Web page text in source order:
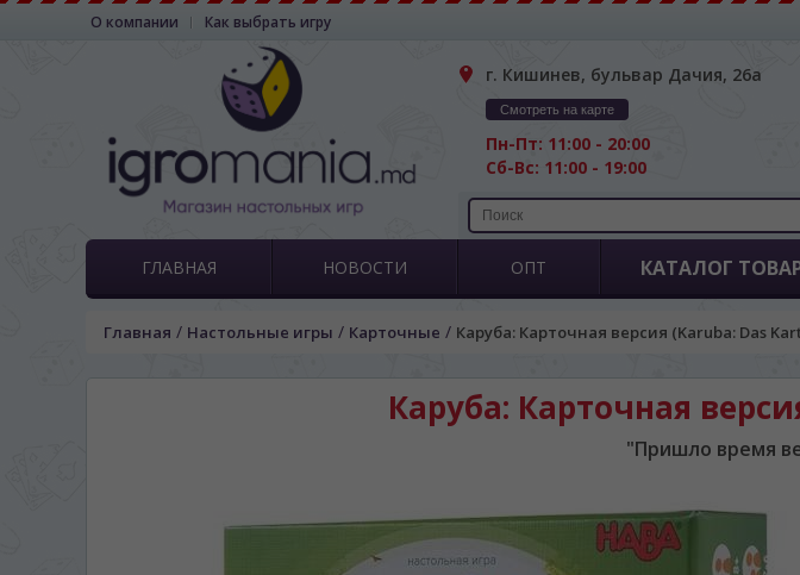
О компании Как выбрать игру
г. Кишинев, бульвар Дачия, 26а
Смотреть на карте
Пн-Пт: 11:00 - 20:00
Сб-Вс: 11:00 - 19:00
ГЛАВНАЯ НОВОСТИ ОПТ КАТАЛОГ
Главная / Настольные игры / Карточные / Каруба: Карточная версия (Karuba: Das
Каруба: Карточная
"Пришло время